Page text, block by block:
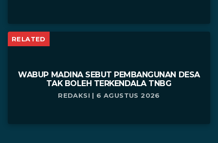
RELATED
WABUP MADINA SEBUT PEMBANGUNAN DESA
TAK BOLEH TERKENDALA TNBG
REDAKSI | 6 AGUSTUS 2026